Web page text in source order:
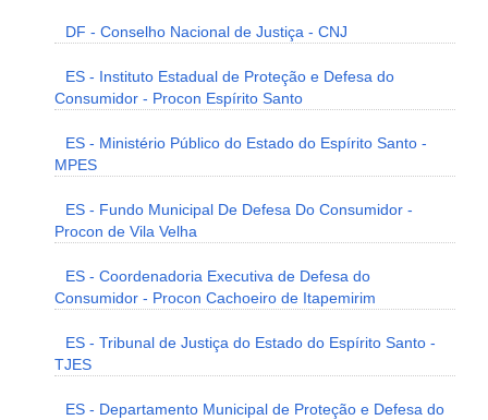
DF - Conselho Nacional de Justiça - CNJ
ES - Instituto Estadual de Proteção e Defesa do
Consumidor - Procon Espírito Santo
ES - Ministério Público do Estado do Espírito Santo -
MPES
ES - Fundo Municipal De Defesa Do Consumidor -
Procon de Vila Velha
ES - Coordenadoria Executiva de Defesa do
Consumidor - Procon Cachoeiro de Itapemirim
ES - Tribunal de Justiça do Estado do Espírito Santo -
TJES
ES - Departamento Municipal de Proteção e Defesa do